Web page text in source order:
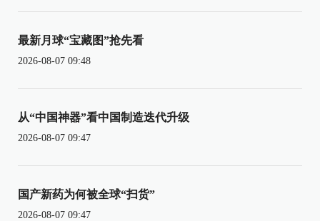
最新月球“宝藏图”抢先看
2026-08-07 09:48
从“中国神器”看中国制造迭代升级
2026-08-07 09:47
国产新药为何被全球“扫货”
2026-08-07 09:47